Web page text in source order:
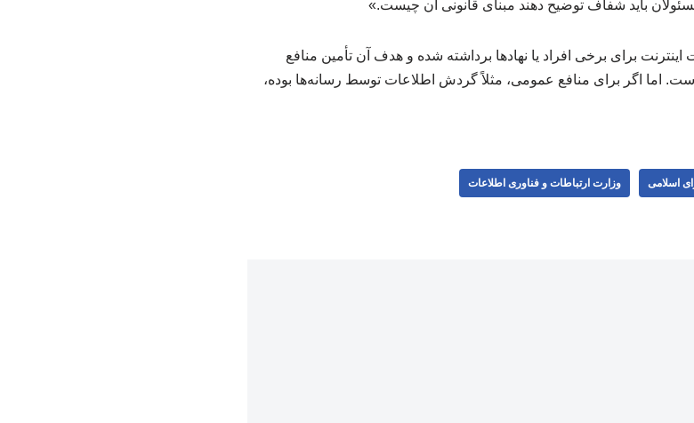
باید شفاف توضیح دهند مبنای قانونی آن چیست.»
محدودیت اینترنت برای برخی افراد یا نهادها برداشته شده و هدف آن تأمین منافع
اما اگر برای منافع عمومی، مثلاً گردش اطلاعات توسط رسانه‌ها بوده،
اسلامی وزارت ارتباطات و فناوری اطلاعات